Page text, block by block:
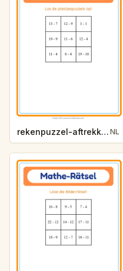
rekenpuzzel-aftrekken-zomer-2278 NL